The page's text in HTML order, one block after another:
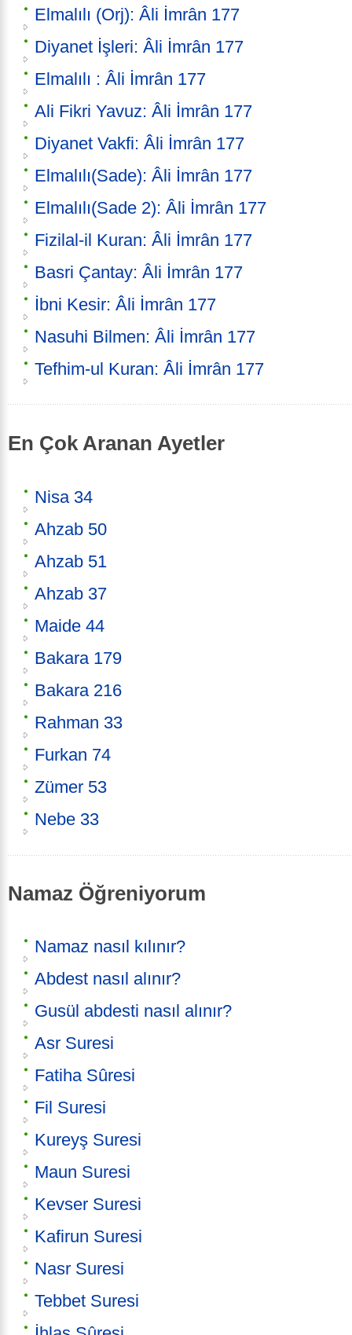
Elmalılı (Orj): Âli İmrân 177
Diyanet İşleri: Âli İmrân 177
Elmalılı : Âli İmrân 177
Ali Fikri Yavuz: Âli İmrân 177
Diyanet Vakfi: Âli İmrân 177
Elmalılı(Sade): Âli İmrân 177
Elmalılı(Sade 2): Âli İmrân 177
Fizilal-il Kuran: Âli İmrân 177
Basri Çantay: Âli İmrân 177
İbni Kesir: Âli İmrân 177
Nasuhi Bilmen: Âli İmrân 177
Tefhim-ul Kuran: Âli İmrân 177
En Çok Aranan Ayetler
Nisa 34
Ahzab 50
Ahzab 51
Ahzab 37
Maide 44
Bakara 179
Bakara 216
Rahman 33
Furkan 74
Zümer 53
Nebe 33
Namaz Öğreniyorum
Namaz nasıl kılınır?
Abdest nasıl alınır?
Gusül abdesti nasıl alınır?
Asr Suresi
Fatiha Sûresi
Fil Suresi
Kureyş Suresi
Maun Suresi
Kevser Suresi
Kafirun Suresi
Nasr Suresi
Tebbet Suresi